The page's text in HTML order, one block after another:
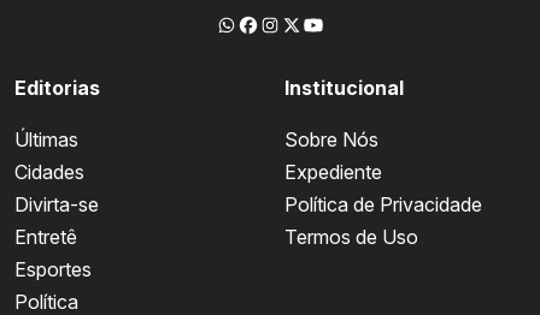
Editorias
Últimas
Cidades
Divirta-se
Entretê
Esportes
Política
Institucional
Sobre Nós
Expediente
Política de Privacidade
Termos de Uso